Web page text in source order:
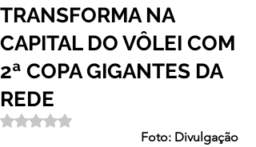
TRANSFORMA NA
CAPITAL DO VÔLEI COM
2ª COPA GIGANTES DA
REDE
Avaliado com NaN de 5 estrelas.
Foto: Divulgação